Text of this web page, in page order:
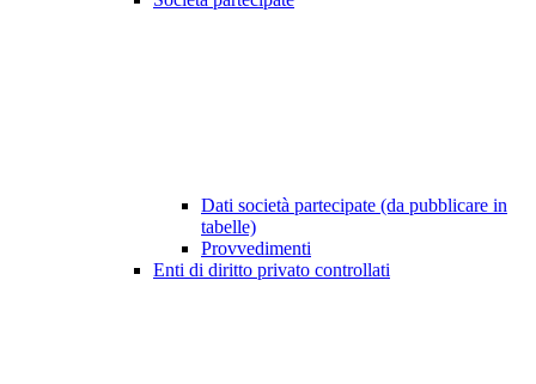
Dati società partecipate (da pubblicare in
tabelle)
Provvedimenti
Enti di diritto privato controllati